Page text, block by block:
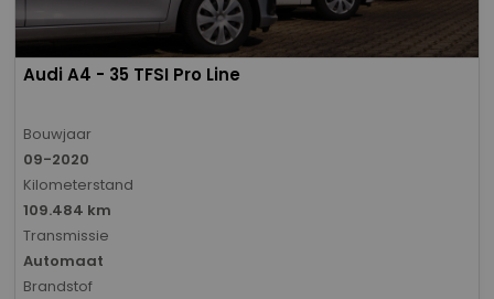
Audi A4 - 35 TFSI Pro Line
Bouwjaar
09-2020
Kilometerstand
109.484 km
Transmissie
Automaat
Brandstof